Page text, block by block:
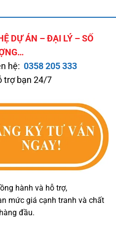
DỰ ÁN – ĐẠI LÝ – SỐ
hệ: 0358 205 333
trợ bạn 24/7
hành và hỗ trợ,
mức giá cạnh tranh và chất
đầu.